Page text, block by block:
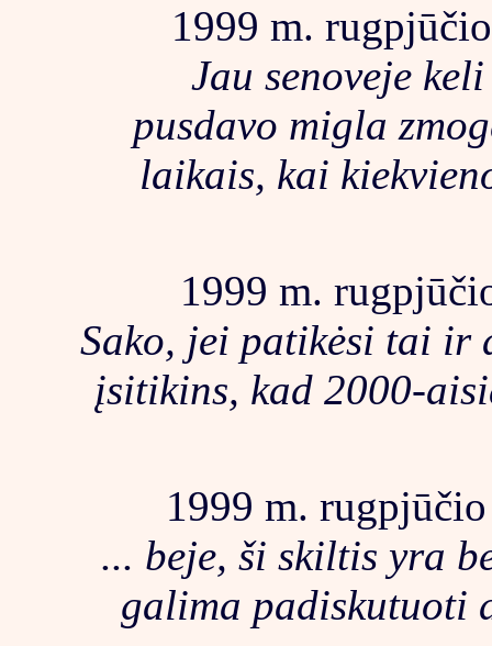
1999 m.
Jau senoveje
pusdavo migla
laikais, kai
1999 m.
Sako, jei patikėsi tai ir
įsitikins, kad 2000-
1999 m.
... beje, ši skiltis yra
galima padiskutuoti